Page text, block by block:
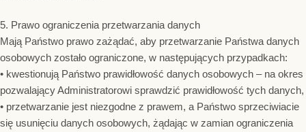
5. Prawo ograniczenia przetwarzania danych
Mają Państwo prawo zażądać, aby przetwarzanie Państwa danych
osobowych zostało ograniczone, w następujących przypadkach:
• kwestionują Państwo prawidłowość danych osobowych – na okres
pozwalający Administratorowi sprawdzić prawidłowość tych danych,
• przetwarzanie jest niezgodne z prawem, a Państwo sprzeciwiacie
się usunięciu danych osobowych, żądając w zamian ograniczenia